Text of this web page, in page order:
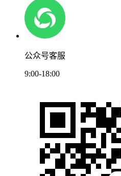
公众号客服
9:00-18:00